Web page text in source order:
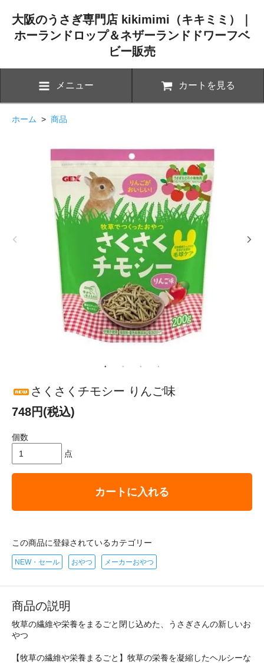
大阪のうさぎ専門店 kikimimi（キキミミ）｜
ホーランドロップ＆ネザーランドドワーフベ
ビー販売
メニュー カートを見る
ホーム > 商品
さくさくチモシー りんご味
748円(税込)
個数
点
カートに入れる
この商品に登録されているカテゴリー
NEW・セール おやつ メーカーおやつ
商品の説明
牧草の繊維や栄養をまるごと閉じ込めた、うさぎさんの新しいお
やつ
【牧草の繊維や栄養まるごと】牧草の栄養を凝縮したヘルシーな